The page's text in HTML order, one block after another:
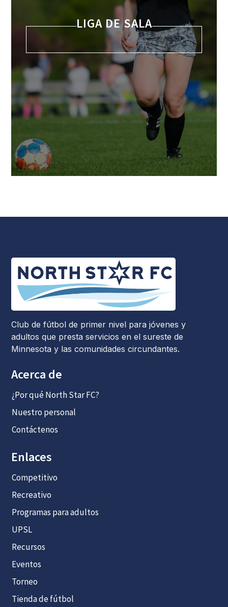
LIGA DE SALA
Club de fútbol de primer nivel para jóvenes y
adultos que presta servicios en el sureste de
Minnesota y las comunidades circundantes.
Acerca de
¿Por qué North Star FC?
Nuestro personal
Contáctenos
Enlaces
Competitivo
Recreativo
Programas para adultos
UPSL
Recursos
Eventos
Torneo
Tienda de fútbol